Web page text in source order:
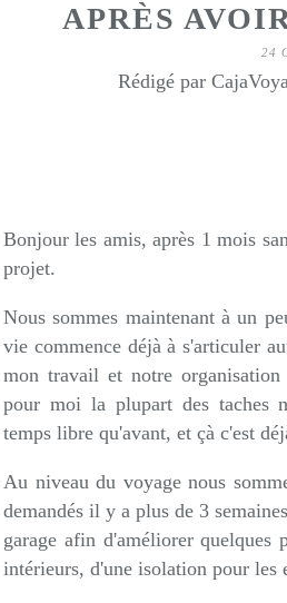
APRÈS
24
Rédigé par
Bonjour les amis, après 1 mois
projet.
Nous sommes maintenant à un
vie commence déjà à s'articuler
mon travail et notre
pour moi la plupart des taches
temps libre qu'avant, et çà c'est
Au niveau du voyage nous
demandés il y a plus de 3
garage afin d'améliorer quelques
intérieurs, d'une isolation pour les